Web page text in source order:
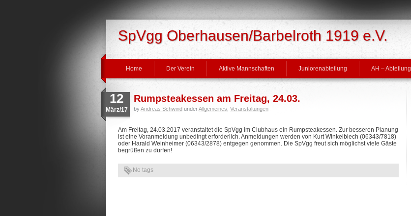
SpVgg Oberhausen/Barbelroth 1919 e.V.
Home Der Verein Aktive Mannschaften Juniorenabteilung AH – Abteilung
12
März/17
Rumpsteakessen am Freitag, 24.03.
byAndreas Schwind underAllgemeines Veranstaltungen
Am Freitag, 24.03.2017 veranstaltet die SpVgg im Clubhaus ein Rumpsteakessen. Zur besseren Planung
ist eine Voranmeldung unbedingt erforderlich. Anmeldungen werden von Kurt Winkelblech (06343/7818)
oder Harald Weinheimer (06343/2878) entgegen genommen. Die SpVgg freut sich möglichst viele Gäste
begrüßen zu dürfen!
No tags